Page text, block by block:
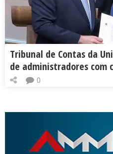
Tribunal de Contas da
de administradores com
0